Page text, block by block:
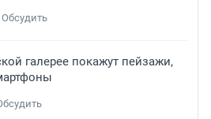
Обсудить
галерее покажут пейзажи,